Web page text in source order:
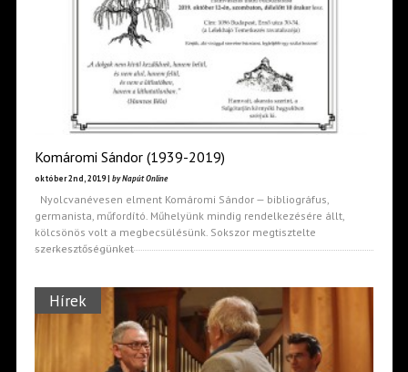
Komáromi Sándor (1939-2019)
október 2nd, 2019 | by Napút Online
Nyolcvanévesen elment Komáromi Sándor — bibliográfus,
germanista, műfordító. Műhelyünk mindig rendelkezésére állt,
kölcsönös volt a megbecsülésünk. Sokszor megtisztelte
szerkesztőségünket
Hírek